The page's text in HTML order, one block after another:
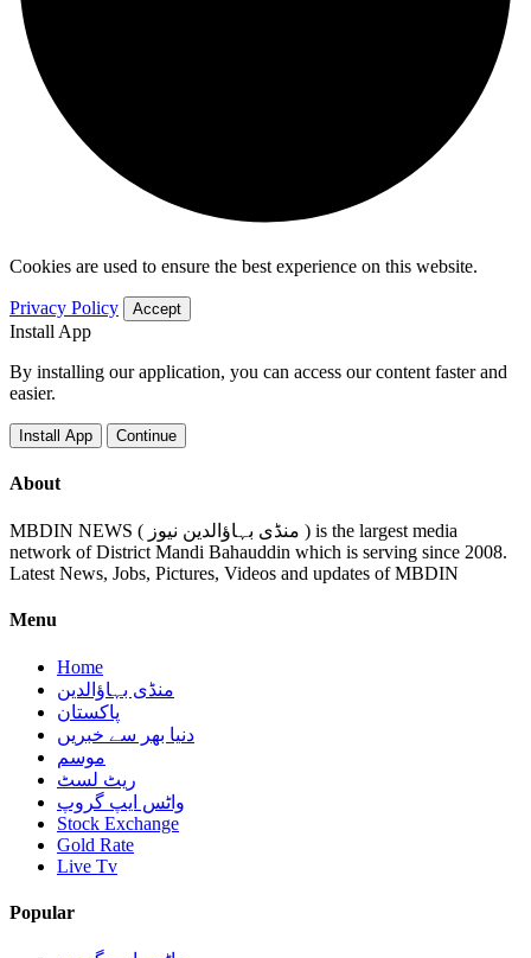
Cookies are used to ensure the best experience on this website.
Privacy Policy Accept
Install App
By installing our application, you can access our content faster and
easier.
Install App Continue
About
MBDIN NEWS ( منڈی بہاؤالدین نیوز ) is the largest media
network of District Mandi Bahauddin which is serving since 2008.
Latest News, Jobs, Pictures, Videos and updates of MBDIN
Menu
Home
منڈی بہاؤالدین
پاکستان
دنیا بھر سے خبریں
موسم
ریٹ لسٹ
واٹس ایپ گروپ
Stock Exchange
Gold Rate
Live Tv
Popular